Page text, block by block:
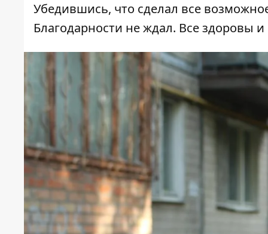
Убедившись, что сделал все
Благодарности не ждал. Все здоровы